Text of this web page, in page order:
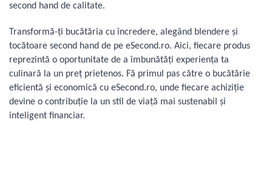
Cosmetice si produse ingrijire
Igiena dentara
Jucarii, Copii & Bebe
Camera copilului
Hrana bebelusi
Igiena si ingrijire
Jucarii si Jocuri
second hand de calitate.
Transformă-ți bucătăria cu încredere, alegând blendere și
tocătoare second hand de pe eSecond.ro. Aici, fiecare produs
reprezintă o oportunitate de a îmbunătăți experiența ta
culinară la un preț prietenos. Fă primul pas către o bucătărie
eficientă și economică cu eSecond.ro, unde fiecare achiziție
devine o contribuție la un stil de viață mai sustenabil și
inteligent financiar.